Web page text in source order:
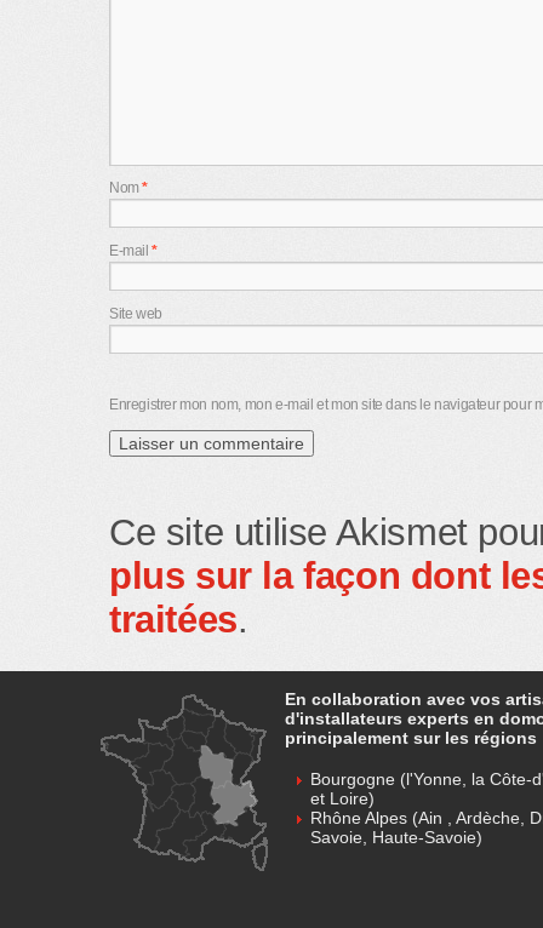
Nom*
E-mail*
Site web
Enregistrer mon nom, mon e-mail et mon site dans le navigateur pour
Ce site utilise Akismet
plus sur la façon dont
traitées.
En collaboration avec vos
d'installateurs experts en
principalement sur les régions
Bourgogne (l'Yonne, la Côte-
et Loire)
Rhône Alpes (Ain , Ardèche,
Savoie, Haute-Savoie)